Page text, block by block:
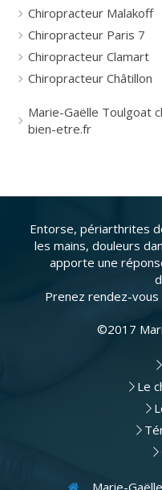
Chiropracteur Malakoff
Chiropracteur Paris 7
Chiropracteur Clamart
Chiropracteur Châtillon
Marie-Gaëlle Toulgoat
bien-etre.fr
Entorse, périarthrites
les mains, douleurs
apporte une
Prenez rendez-
©2017
Le
Marie-